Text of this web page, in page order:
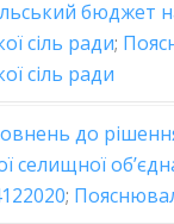
бюджет
сіль ради;
сіль ради
до
;